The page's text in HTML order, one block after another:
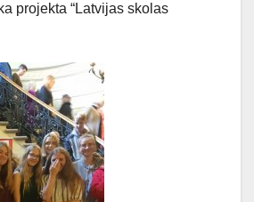
projekta “Latvijas skolas